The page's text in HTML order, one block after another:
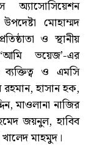
অ্যাসোসিয়েশন
মোহাম্মদ
ও স্থানীয়
ভয়েজ’-এর
ব্যক্তিত্ব ও এমসি
রহমান, হাসান হক,
মাওলানা নাজির
জয়নুল, হাবিব
মাহমুদ।